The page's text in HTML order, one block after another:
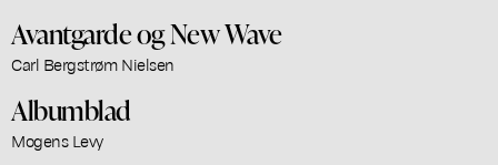
Avantgarde og New Wave
Carl Bergstrøm Nielsen
Albumblad
Mogens Levy